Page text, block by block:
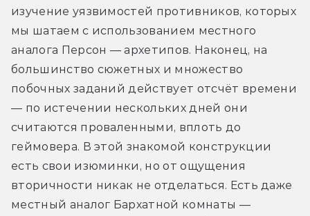
изучение уязвимостей противников, которых
мы шатаем с использованием местного
аналога Персон — архетипов. Наконец, на
большинство сюжетных и множество
побочных заданий действует отсчёт времени
— по истечении нескольких дней они
считаются проваленными, вплоть до
геймовера. В этой знакомой конструкции
есть свои изюминки, но от ощущения
вторичности никак не отделаться. Есть даже
местный аналог Бархатной комнаты —